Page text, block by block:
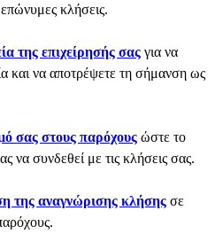
κλήσεις.
της επιχείρησής σας για να
και να αποτρέψετε τη σήμανση ως
σας στους παρόχους ώστε το
να συνδεθεί με τις κλήσεις σας.
της αναγνώρισης κλήσης σε